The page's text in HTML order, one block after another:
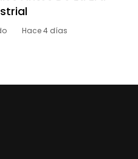
Hace 4 días